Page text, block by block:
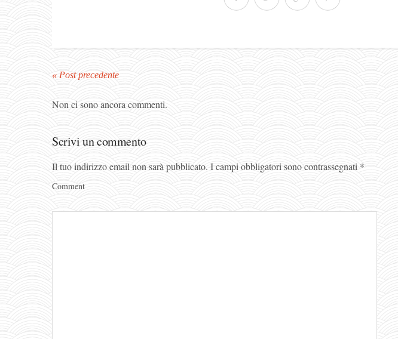
« Post precedente
Non ci sono ancora commenti.
Scrivi un commento
Il tuo indirizzo email non sarà pubblicato. I campi obbligatori sono contrassegnati *
Comment